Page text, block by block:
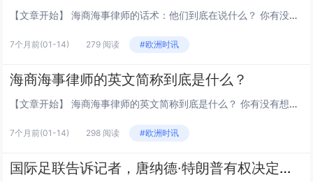
【文章开始】 海商海事律师的话术：他们到底在说什么？ 你有没有遇到过这种情况，看新闻说某艘巨轮搁浅了，或者两家公司因为运输合同吵得不可开交，最后总会出现一群叫“海商海事律师”的人。他们说的话，每个字都听得懂，但连在一起就完全不知道在说什么...
7个月前(01-14) 279 阅读 #欧洲时讯
海商海事律师的英文简称到底是什么？
【文章开始】 海商海事律师的英文简称到底是什么？ 你有没有想过，当一艘巨轮在海上出事，比如撞了、或者货没了，是谁出来摆平这些天大的麻烦？背后站着一群专门处理这种“海上麻烦”的法律专家。但行业内的人交流，总不能每次都把“海商海事律师”这么一...
7个月前(01-14) 298 阅读 #欧洲时讯
国际足联告诉记者，唐纳德·特朗普有权决定哪些城市适合举办世界杯